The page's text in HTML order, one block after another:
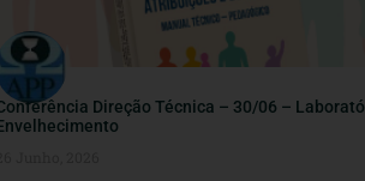
Direção Técnica – 30/06 –